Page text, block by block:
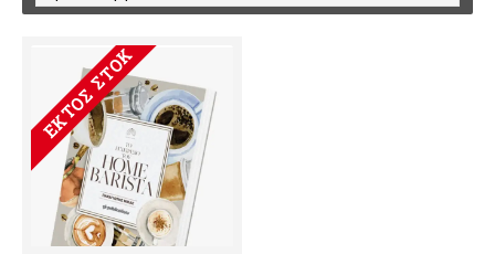
ΕΚΤΌΣ ΣΤΟΚ